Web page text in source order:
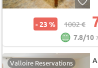
- 23 % 1002 €
7.8/10
Valloire Reservations